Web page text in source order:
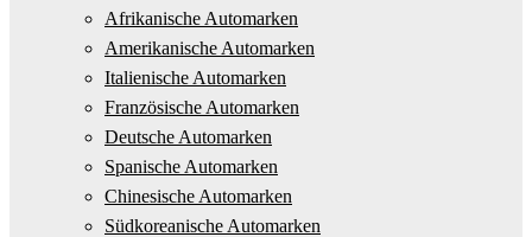
Afrikanische Automarken
Amerikanische Automarken
Italienische Automarken
Französische Automarken
Deutsche Automarken
Spanische Automarken
Chinesische Automarken
Südkoreanische Automarken